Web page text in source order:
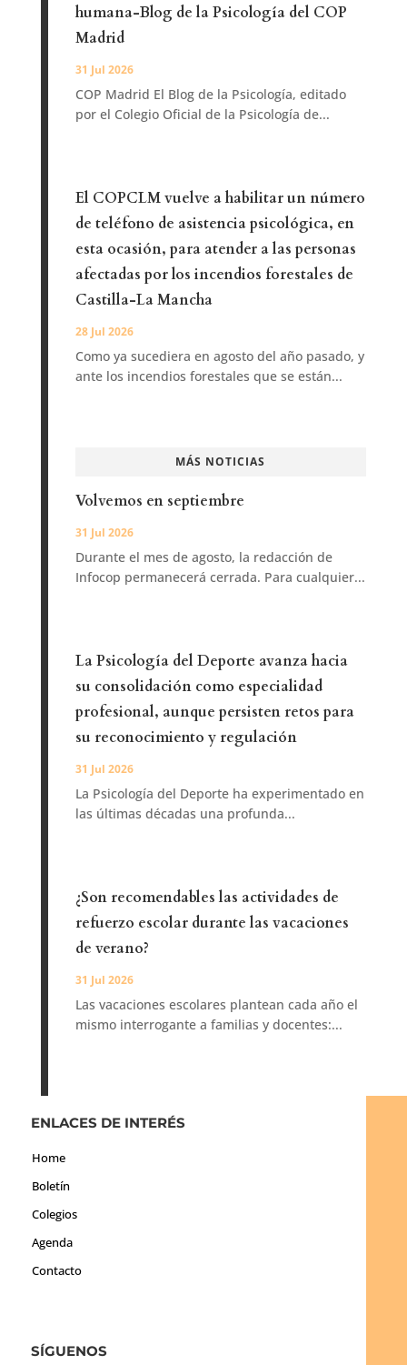
humana-Blog de la Psicología del COP
Madrid
31 Jul 2026
COP Madrid El Blog de la Psicología, editado
por el Colegio Oficial de la Psicología de...
El COPCLM vuelve a habilitar un número
de teléfono de asistencia psicológica, en
esta ocasión, para atender a las personas
afectadas por los incendios forestales de
Castilla-La Mancha
28 Jul 2026
Como ya sucediera en agosto del año pasado, y
ante los incendios forestales que se están...
MÁS NOTICIAS
Volvemos en septiembre
31 Jul 2026
Durante el mes de agosto, la redacción de
Infocop permanecerá cerrada. Para cualquier...
La Psicología del Deporte avanza hacia
su consolidación como especialidad
profesional, aunque persisten retos para
su reconocimiento y regulación
31 Jul 2026
La Psicología del Deporte ha experimentado en
las últimas décadas una profunda...
¿Son recomendables las actividades de
refuerzo escolar durante las vacaciones
de verano?
31 Jul 2026
Las vacaciones escolares plantean cada año el
mismo interrogante a familias y docentes:...
ENLACES DE INTERÉS
Home
Boletín
Colegios
Agenda
Contacto
SÍGUENOS